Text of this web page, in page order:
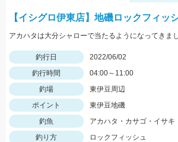
【イシグロ伊東店】地磯ロックフィッ
釣行日
2022/06/02
釣行時間
04:00～11:00
釣場
東伊豆周辺
ポイント
東伊豆地磯
釣魚
アカハタ・カサゴ・イサキ
釣り方
ロックフィッシュ